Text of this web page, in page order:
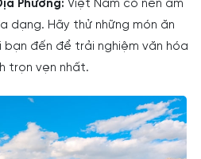
Phương: Việt Nam có nền ẩm
dạng. Hãy thử những món ăn
bạn đến để trải nghiệm văn hóa
trọn vẹn nhất.